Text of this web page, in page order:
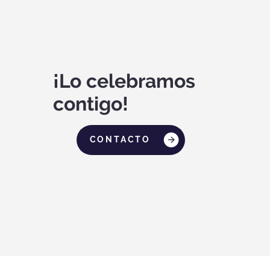
¡Lo celebramos
contigo!
CONTACTO